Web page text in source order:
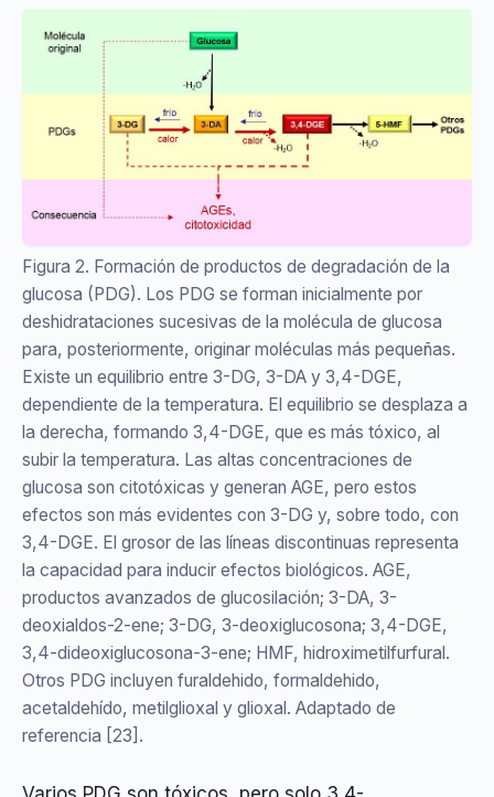
Figura 2. Formación de productos de degradación de la
glucosa (PDG). Los PDG se forman inicialmente por
deshidrataciones sucesivas de la molécula de glucosa
para, posteriormente, originar moléculas más pequeñas.
Existe un equilibrio entre 3-DG, 3-DA y 3,4-DGE,
dependiente de la temperatura. El equilibrio se desplaza a
la derecha, formando 3,4-DGE, que es más tóxico, al
subir la temperatura. Las altas concentraciones de
glucosa son citotóxicas y generan AGE, pero estos
efectos son más evidentes con 3-DG y, sobre todo, con
3,4-DGE. El grosor de las líneas discontinuas representa
la capacidad para inducir efectos biológicos. AGE,
productos avanzados de glucosilación; 3-DA, 3-
deoxialdos-2-ene; 3-DG, 3-deoxiglucosona; 3,4-DGE,
3,4-dideoxiglucosona-3-ene; HMF, hidroximetilfurfural.
Otros PDG incluyen furaldehido, formaldehido,
acetaldehído, metilglioxal y glioxal. Adaptado de
referencia [23].